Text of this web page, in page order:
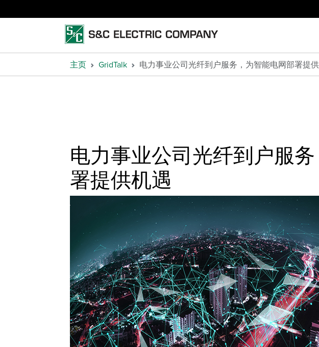
主页 GridTalk 电力事业公司光纤到户服务，为智能电网部署提
电力事业公司光纤到户服
署提供机遇